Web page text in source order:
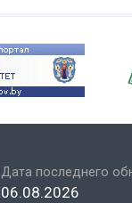
Дата последнего
06.08.2026